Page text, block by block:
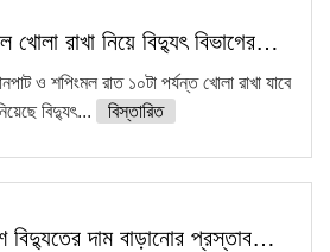
খোলা রাখা নিয়ে বিদ্যুৎ বিভাগের…
ও শপিংমল রাত ১০টা পর্যন্ত খোলা রাখা যাবে
বিদ্যুৎ...
বিস্তারিত
বিদ্যুতের দাম বাড়ানোর প্রস্তাব…